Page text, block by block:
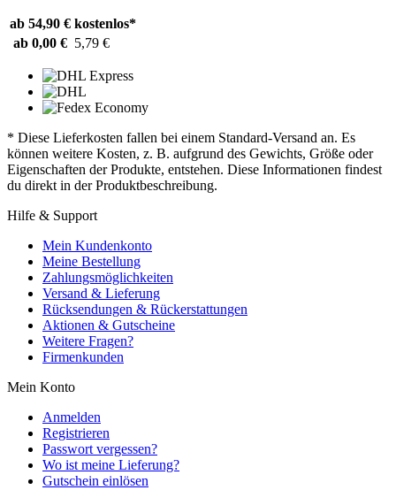
ab 54,90 € kostenlos*
ab 0,00 € 5,79 €
* Diese Lieferkosten fallen bei einem Standard-Versand an. Es
können weitere Kosten, z. B. aufgrund des Gewichts, Größe oder
Eigenschaften der Produkte, entstehen. Diese Informationen findest
du direkt in der Produktbeschreibung.
Hilfe & Support
Mein Kundenkonto
Meine Bestellung
Zahlungsmöglichkeiten
Versand & Lieferung
Rücksendungen & Rückerstattungen
Aktionen & Gutscheine
Weitere Fragen?
Firmenkunden
Mein Konto
Anmelden
Registrieren
Passwort vergessen?
Wo ist meine Lieferung?
Gutschein einlösen